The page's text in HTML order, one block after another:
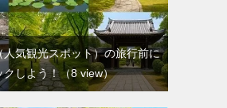
人気観光スポット）の旅行前に
クしよう！ （8 view）